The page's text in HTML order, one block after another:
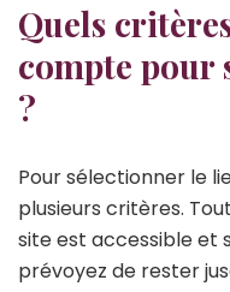
Quels
compte pour
?
Pour sélectionner le
plusieurs critères.
site est accessible et
prévoyez de rester